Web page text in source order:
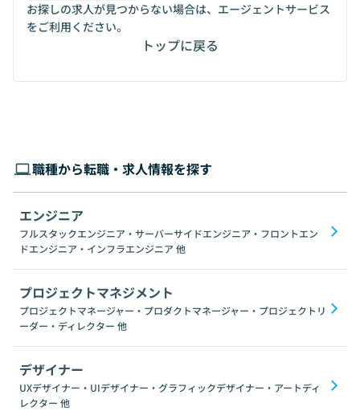
お探しの求人が見つからない場合は、エージェントサービス
をご利用ください。
トップに戻る
職種から転職・求人情報を探す
エンジニア
フルスタックエンジニア・サーバーサイドエンジニア・フロントエン
ドエンジニア・インフラエンジニア 他
プロジェクトマネジメント
プロジェクトマネージャー・プロダクトマネージャー・プロジェクトリ
ーダー・ディレクター 他
デザイナー
UXデザイナー・UIデザイナー・グラフィックデザイナー・アートディ
レクター 他